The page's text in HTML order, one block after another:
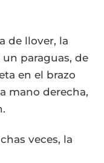
de llover, la
paraguas, de
en el brazo
mano derecha,
veces, la